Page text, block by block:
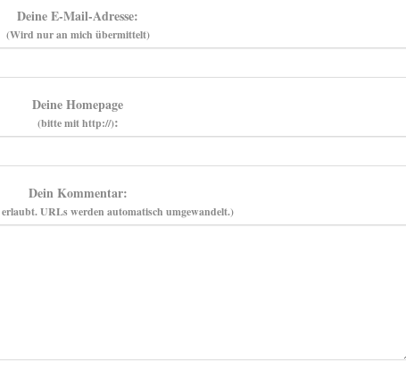
Deine E-Mail-Adresse:
(Wird nur an mich übermittelt)
Deine Homepage
(bitte mit http://):
Dein Kommentar:
erlaubt. URLs werden automatisch umgewandelt.)